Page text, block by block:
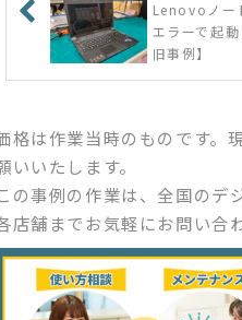
Lenovoノー
エラーで起
旧事例】
格は作業当時のものです。
いいたします。
の事例の作業は、全国のデ
店舗までお気軽にお問い合